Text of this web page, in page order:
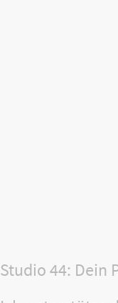
Studio 44: Dein